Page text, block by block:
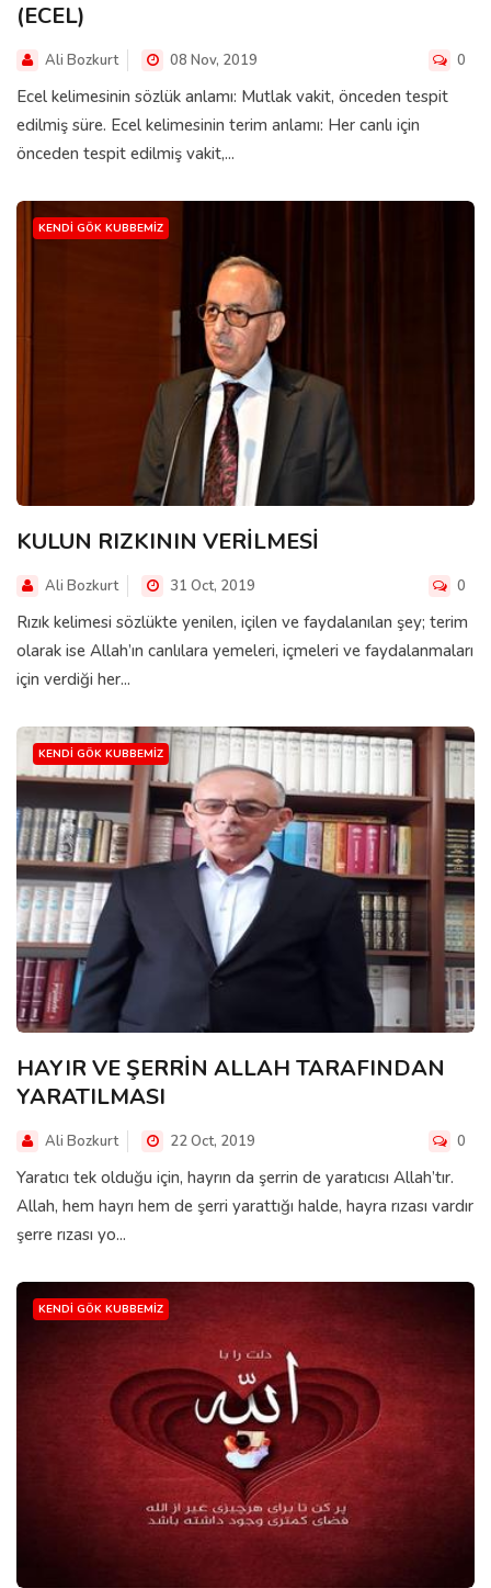
(ECEL)
Ali Bozkurt 08 Nov, 2019 0
Ecel kelimesinin sözlük anlamı: Mutlak vakit, önceden tespit
edilmiş süre. Ecel kelimesinin terim anlamı: Her canlı için
önceden tespit edilmiş vakit,...
KENDI GÖK KUBBEMIZ
KULUN RIZKININ VERİLMESİ
Ali Bozkurt 31 Oct, 2019 0
Rızık kelimesi sözlükte yenilen, içilen ve faydalanılan şey; terim
olarak ise Allah’ın canlılara yemeleri, içmeleri ve faydalanmaları
için verdiği her...
KENDI GÖK KUBBEMIZ
HAYIR VE ŞERRİN ALLAH TARAFINDAN
YARATILMASI
Ali Bozkurt 22 Oct, 2019 0
Yaratıcı tek olduğu için, hayrın da şerrin de yaratıcısı Allah’tır.
Allah, hem hayrı hem de şerri yarattığı halde, hayra rızası vardır
şerre rızası yo...
KENDI GÖK KUBBEMIZ